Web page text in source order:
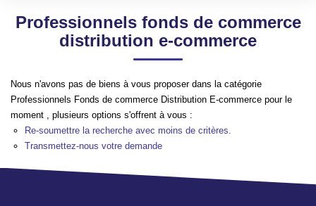
LOUER
VENDRE
GESTION LOCATIVE
TRANSACTIONS RÉALISÉES
Sélectionnez...
Type de bien
Créer une alerte
Professionnels fonds de commerce
distribution e-commerce
Nous n'avons pas de biens à vous proposer dans la catégorie
Professionnels Fonds de commerce Distribution E-commerce pour le
moment , plusieurs options s'offrent à vous :
Re-soumettre la recherche avec moins de critères.
Transmettez-nous votre demande